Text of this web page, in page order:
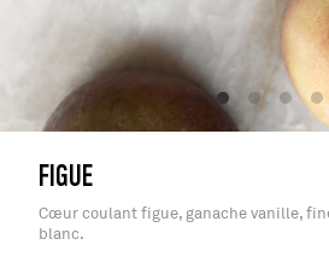
FIGUE
Cœur coulant figue, ganache vanille,
blanc.